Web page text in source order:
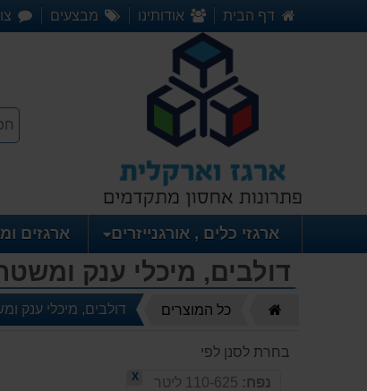
דף הבית אודותינו מבצעים
ארגזי כלים , אורגנייזרים ארגזים
דולבים, מיכלי ענק
כל המוצרים דולבים, מיכלי ענק
בחרת לסנן לפי
נפח:
X